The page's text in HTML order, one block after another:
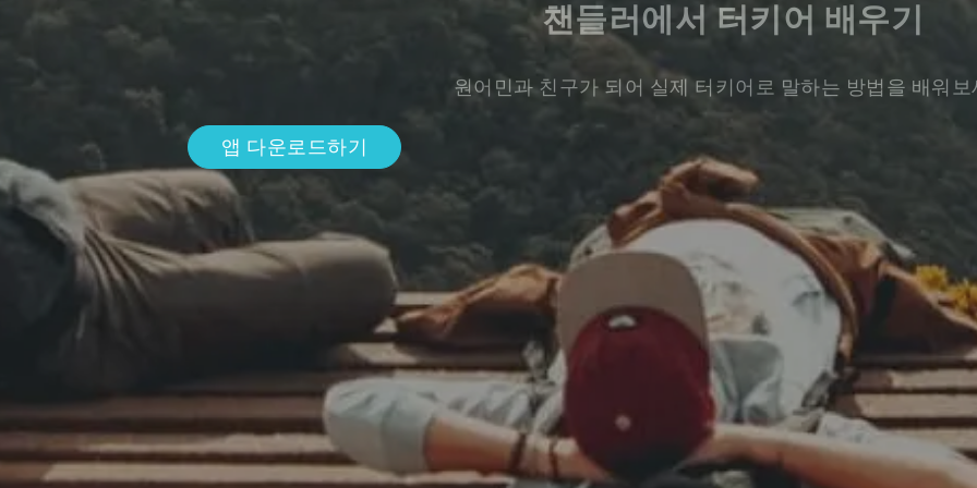
챈들러에서 터키어 배우기
원어민과 친구가 되어 실제 터키어로 말하는 방법을 배워보
앱 다운로드하기